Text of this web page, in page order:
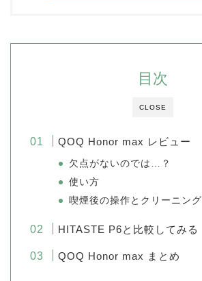
CLOSE
目次
QOQ Honor max レビュー
欠点がないのでは…？
使い方
喫煙後の操作とクリーニング
HITASTE P6と比較してみる
QOQ Honor max まとめ